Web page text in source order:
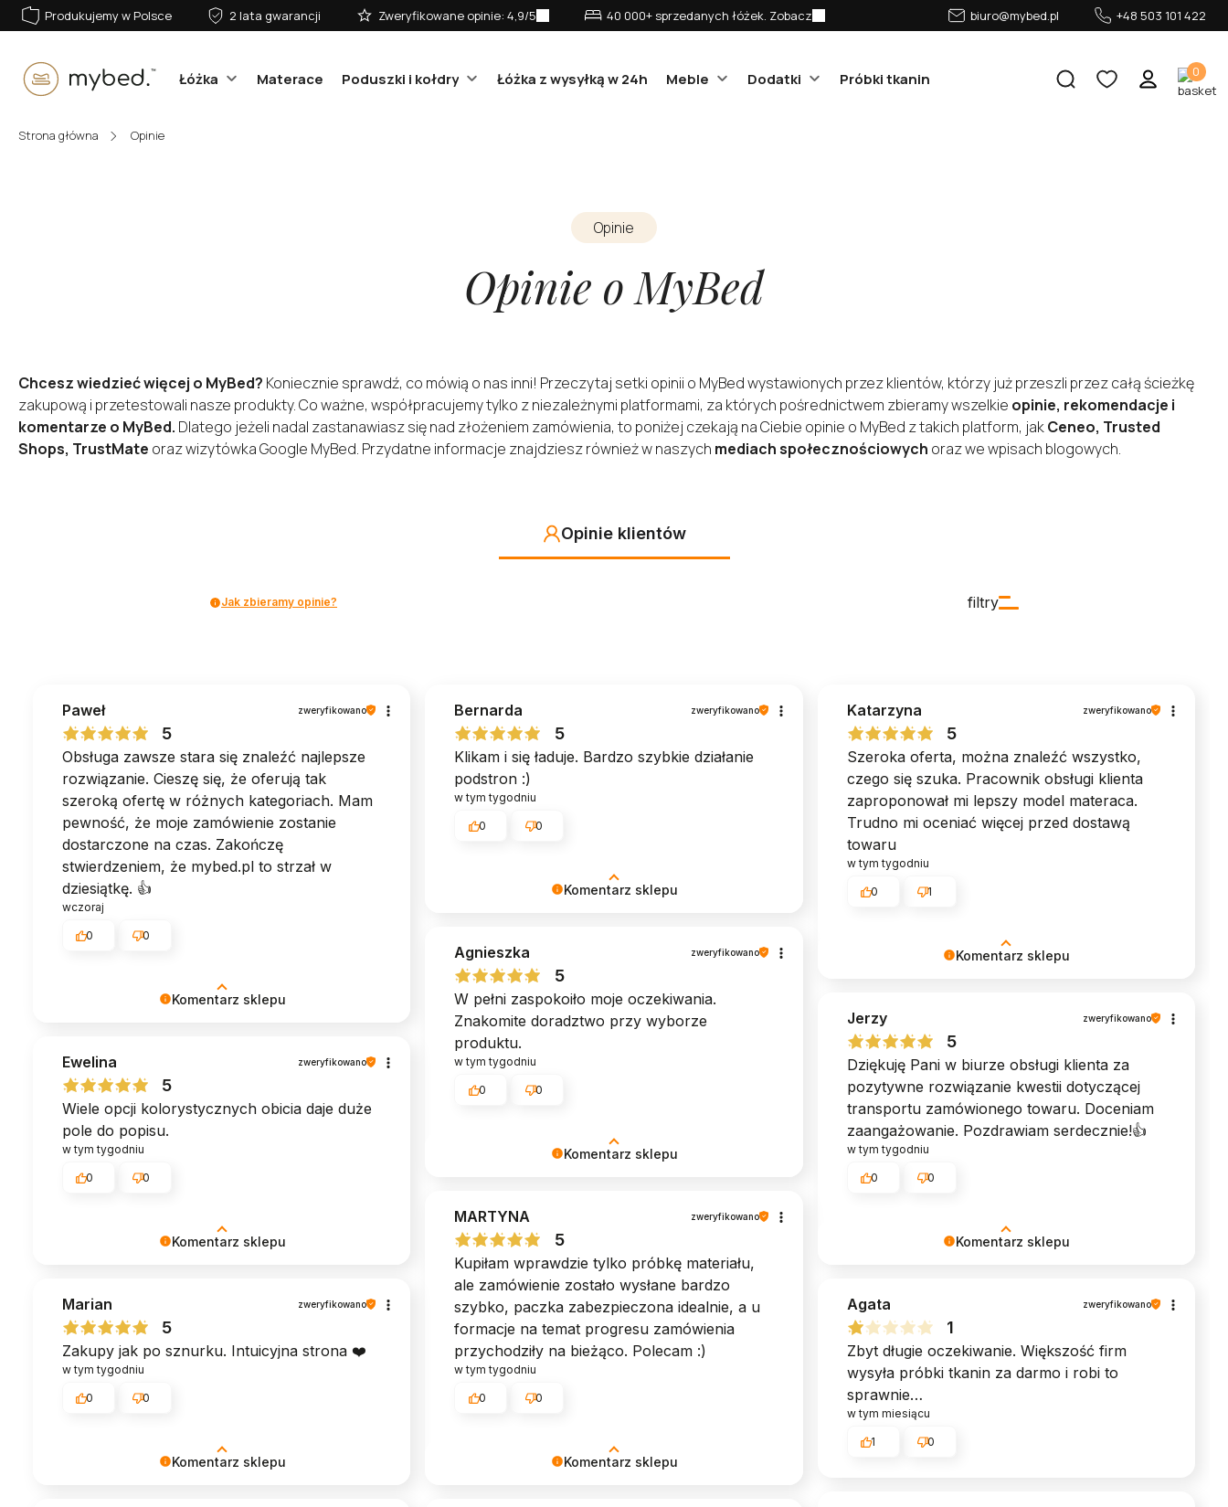
Produkujemy w Polsce 2 lata gwarancji Zweryfikowane opinie: 4,9/5 40 000+ sprzedanych łóżek. Zobacz biuro@mybed.pl +48 503 101 422
Łóżka Materace Poduszki i kołdry Łóżka z wysyłką w 24h Meble Dodatki Próbki tkanin 0
Strona główna Opinie
E-mail:
lub zaloguj się przez:
Zarejestruj się
Opinie
Opinie o MyBed
Chcesz wiedzieć więcej o MyBed? Koniecznie sprawdź, co mówią o nas inni! Przeczytaj setki opinii o MyBed wystawionych przez klientów, którzy już przeszli przez całą ścieżkę
zakupową i przetestowali nasze produkty. Co ważne, współpracujemy tylko z niezależnymi platformami, za których pośrednictwem zbieramy wszelkie opinie, rekomendacje i
komentarze o MyBed. Dlatego jeżeli nadal zastanawiasz się nad złożeniem zamówienia, to poniżej czekają na Ciebie opinie o MyBed z takich platform, jakCeneo, Trusted
Shops, TrustMate oraz wizytówka Google MyBed. Przydatne informacje znajdziesz również w naszych mediach społecznościowych oraz we wpisach blogowych.
Opinie klientów
filtry
Jak zbieramy opinie?
Komentarz sklepu
oczekiwania. Dziękujemy! ♥︎ Zespół MyBed
Paweł zweryfikowano
5
Obsługa zawsze stara się znaleźć najlepsze
rozwiązanie. Cieszę się, że oferują tak
szeroką ofertę w różnych kategoriach. Mam
pewność, że moje zamówienie zostanie
dostarczone na czas. Zakończę
stwierdzeniem, że mybed.pl to strzał w
dziesiątkę. 👍️
wczoraj
0 0
Komentarz sklepu
oczekiwania. Dziękujemy! ♥︎ Zespół MyBed
Bernarda zweryfikowano
5
Klikam i się ładuje. Bardzo szybkie działanie
podstron :)
w tym tygodniu
0 0
Komentarz sklepu
dla nas największą nagrodą. ♥︎ Zespół MyBed
Katarzyna zweryfikowano
5
Szeroka oferta, można znaleźć wszystko,
czego się szuka. Pracownik obsługi klienta
zaproponował mi lepszy model materaca.
Trudno mi oceniać więcej przed dostawą
towaru
w tym tygodniu
0 1
Komentarz sklepu
się swoją opinią. Pozdrawiamy serdecznie,
Zespół MyBed ♥︎
Agnieszka zweryfikowano
5
W pełni zaspokoiło moje oczekiwania.
Znakomite doradztwo przy wyborze
produktu.
w tym tygodniu
0 0
Komentarz sklepu
komfortu i spokojnego snu! ♥︎ Zespół MyBed
Jerzy zweryfikowano
5
Dziękuję Pani w biurze obsługi klienta za
pozytywne rozwiązanie kwestii dotyczącej
transportu zamówionego towaru. Doceniam
zaangażowanie. Pozdrawiam serdecznie!👍️
w tym tygodniu
0 0
Komentarz sklepu
komfortu i spokojnego snu! ♥︎ Zespół MyBed
Ewelina zweryfikowano
5
Wiele opcji kolorystycznych obicia daje duże
pole do popisu.
w tym tygodniu
0 0
Komentarz sklepu
MARTYNA zweryfikowano
5
Kupiłam wprawdzie tylko próbkę materiału,
ale zamówienie zostało wysłane bardzo
szybko, paczka zabezpieczona idealnie, a u
formacje na temat progresu zamówienia
przychodziły na bieżąco. Polecam :)
w tym tygodniu
0 0
Komentarz sklepu
Marian zweryfikowano
5
Zakupy jak po sznurku. Intuicyjna strona ❤️
w tym tygodniu
0 0
Agata zweryfikowano
1
Zbyt długie oczekiwanie. Większość firm
wysyła próbki tkanin za darmo i robi to
sprawnie…
w tym miesiącu
1 0